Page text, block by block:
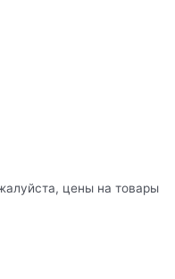
цены на товары